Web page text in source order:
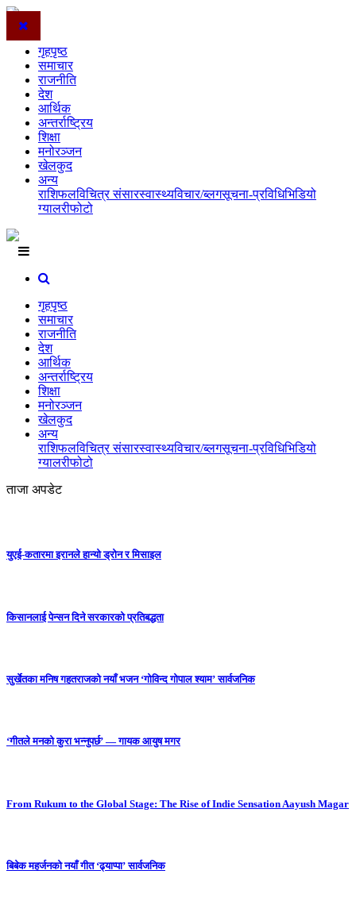
गृहपृष्ठ
समाचार
राजनीति
देश
आर्थिक
अन्तर्राष्ट्रिय
शिक्षा
मनोरञ्जन
खेलकुद
अन्य
राशिफलविचित्र संसारस्वास्थ्यविचार/ब्लगसूचना-प्रविधिभिडियो
ग्यालरीफोटो
गृहपृष्ठ
समाचार
राजनीति
देश
आर्थिक
अन्तर्राष्ट्रिय
शिक्षा
मनोरञ्जन
खेलकुद
अन्य
राशिफलविचित्र संसारस्वास्थ्यविचार/ब्लगसूचना-प्रविधिभिडियो
ग्यालरीफोटो
ताजा अपडेट
युएई-कतारमा इरानले हान्यो ड्रोन र मिसाइल
किसानलाई पेन्सन दिने सरकारको प्रतिबद्धता
सुर्खेतका मनिष गहतराजको नयाँ भजन ‘गोविन्द गोपाल श्याम’ सार्वजनिक
‘गीतले मनको कुरा भन्नुपर्छ’ — गायक आयुष मगर
From Rukum to the Global Stage: The Rise of Indie Sensation Aayush Magar
बिबेक महर्जनको नयाँ गीत ‘ढ्याप्पा’ सार्वजनिक